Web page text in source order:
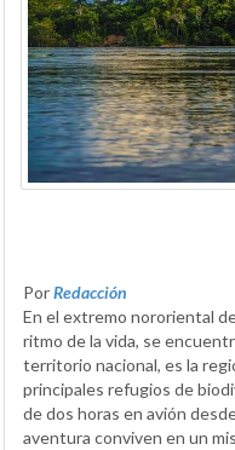
PorRedacción
En el extremo nororiental
ritmo de la vida, se
territorio nacional, es la
principales refugios de
de dos horas en avión
aventura conviven en un